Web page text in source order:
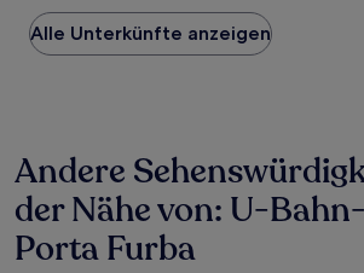
Preis
pro
Nacht,
24 Stunden
für
einen
mit
Alle Unterkünfte anzeigen
Andere
der Nähe von: U-
Porta Furba